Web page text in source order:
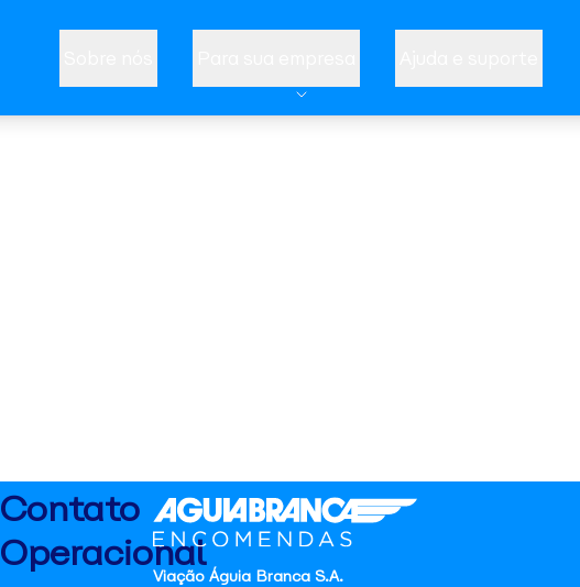
Viação Águia Branca S.A.
Contato
Operacional